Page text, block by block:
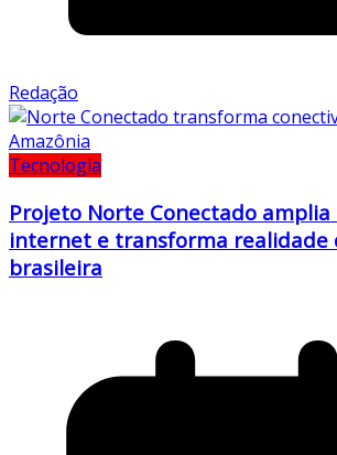
Redação
Tecnologia
Projeto Norte Conectado
internet e transforma realidade
brasileira